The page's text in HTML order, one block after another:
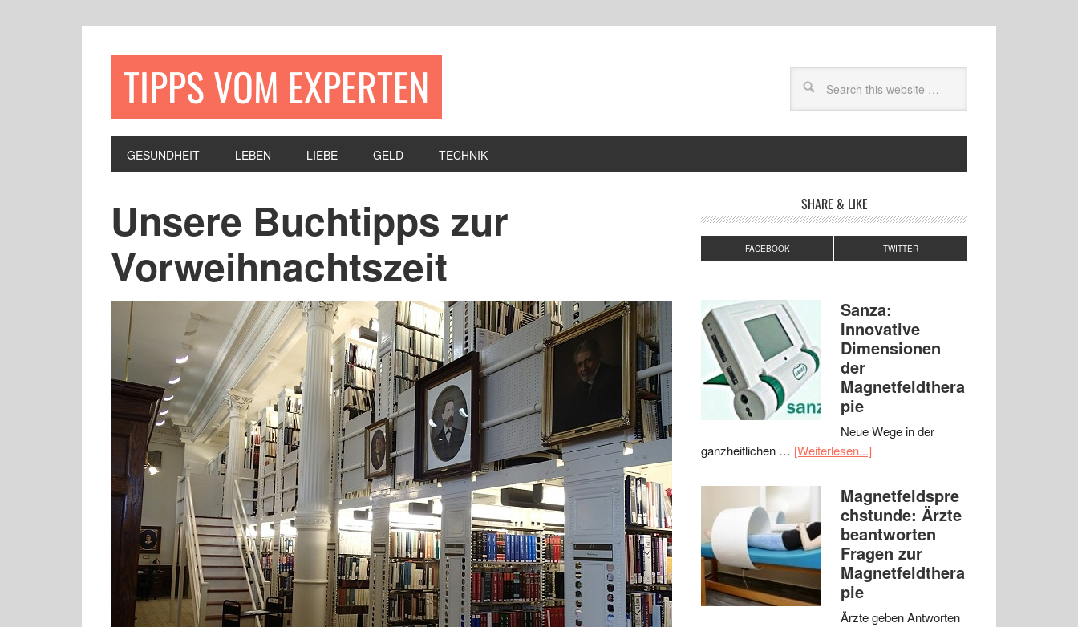
TIPPS VOM EXPERTEN
GESUNDHEIT LEBEN LIEBE GELD TECHNIK
Unsere Buchtipps zur
Vorweihnachtszeit
SHARE & LIKE
FACEBOOK TWITTER
Sanza:
Innovative
Dimensionen
der
Magnetfeldthera
pie
Neue Wege in der
ganzheitlichen … [Weiterlesen...]
Magnetfeldspre
chstunde: Ärzte
beantworten
Fragen zur
Magnetfeldthera
pie
Ärzte geben Antworten